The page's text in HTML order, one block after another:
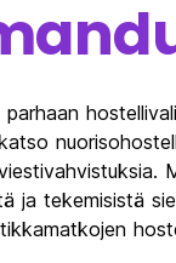
ja tekemisistä